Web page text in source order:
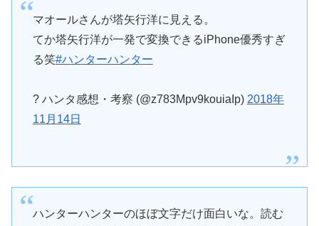
マオールさんが塔矢行洋に見える。
てか塔矢行洋が一発で変換できるiPhone優秀すぎ
る笑#ハンターハンター
? ハンタ感想・考察 (@z783Mpv9kouiaIp) 2018年
11月14日
ハンターハンターのほぼ文字だけ面白いな。読む